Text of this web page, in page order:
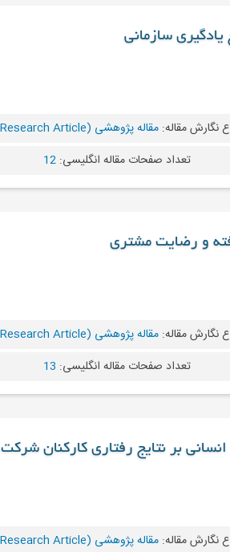
یادگیری سازمانی
نگارش مقاله: مقاله پژوهشی (Research Article)
تعداد صفحات مقاله انگلیسی:12
و رضایت مشتری
نگارش مقاله: مقاله پژوهشی (Research Article)
تعداد صفحات مقاله انگلیسی: 13
بر نتایج رفتاری کارکنان شرکت
نگارش مقاله: مقاله پژوهشی (Research Article)